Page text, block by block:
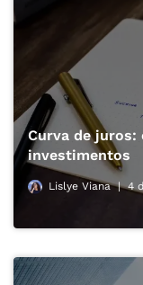
Curva de juros:
investimentos
Lislye Viana 4